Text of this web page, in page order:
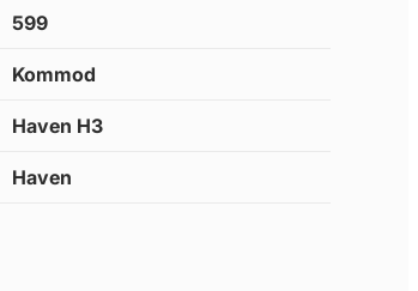
599
Kommod
Haven H3
Haven